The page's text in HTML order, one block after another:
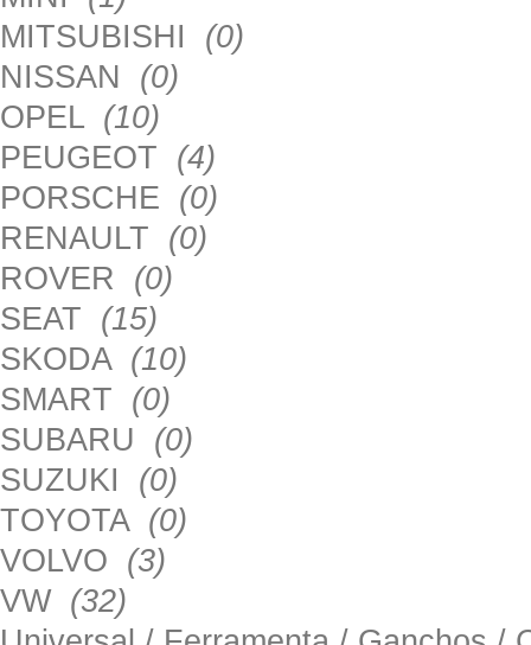
MITSUBISHI (0)
NISSAN (0)
OPEL (10)
PEUGEOT (4)
PORSCHE (0)
RENAULT (0)
ROVER (0)
SEAT (15)
SKODA (10)
SMART (0)
SUBARU (0)
SUZUKI (0)
TOYOTA (0)
VOLVO (3)
VW (32)